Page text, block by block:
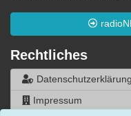
Rechtliches
Datenschutzerklärung
Impressum